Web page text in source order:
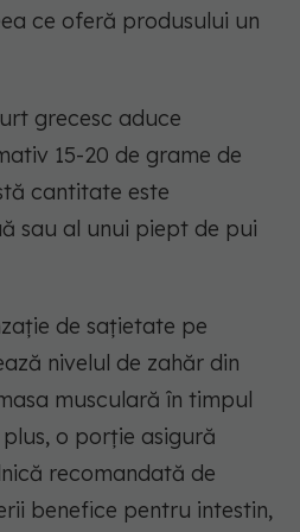
ce oferă produsului un
grecesc aduce
15-20 de grame de
cantitate este
sau al unui piept de pui
de sațietate pe
nivelul de zahăr din
musculară în timpul
o porție asigură
recomandată de
benefice pentru intestin,